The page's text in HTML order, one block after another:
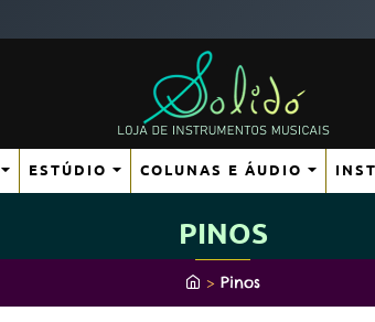
ESTÚDIO COLUNAS E ÁUDIO
PINOS
h
o
Pinos